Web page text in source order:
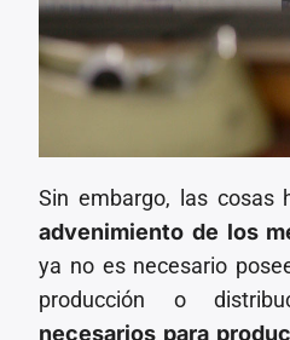
Sin embargo, las cosas
advenimiento de los
ya no es necesario
producción o
necesarios para